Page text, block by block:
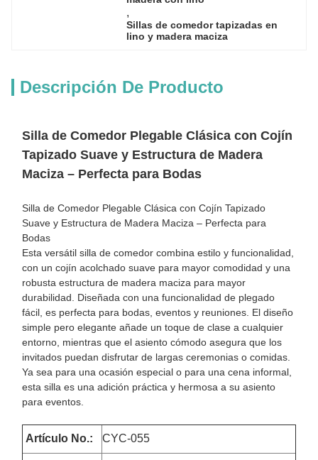
,
Sillas de comedor tapizadas en
lino y madera maciza
Descripción De Producto
Silla de Comedor Plegable Clásica con Cojín
Tapizado Suave y Estructura de Madera
Maciza – Perfecta para Bodas
Silla de Comedor Plegable Clásica con Cojín Tapizado
Suave y Estructura de Madera Maciza – Perfecta para
Bodas
Esta versátil silla de comedor combina estilo y funcionalidad,
con un cojín acolchado suave para mayor comodidad y una
robusta estructura de madera maciza para mayor
durabilidad. Diseñada con una funcionalidad de plegado
fácil, es perfecta para bodas, eventos y reuniones. El diseño
simple pero elegante añade un toque de clase a cualquier
entorno, mientras que el asiento cómodo asegura que los
invitados puedan disfrutar de largas ceremonias o comidas.
Ya sea para una ocasión especial o para una cena informal,
esta silla es una adición práctica y hermosa a su asiento
para eventos.
Artículo No.: CYC-055